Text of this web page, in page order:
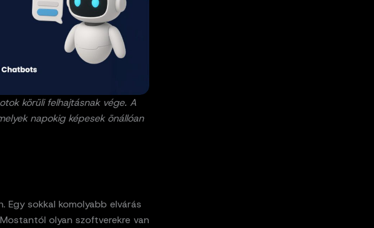
körüli felhajtásnak vége. A
napokig képesek önállóan
Egy sokkal komolyabb elvárás
olyan szoftverekre van